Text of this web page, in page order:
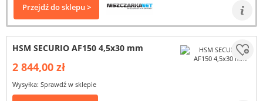
Przejdź do sklepu >
HSM SECURIO AF150 4,5x30 mm
2 844,00 zł
Wysyłka: Sprawdź w sklepie